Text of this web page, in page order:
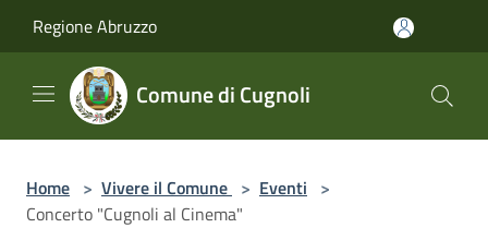
Regione Abruzzo
Comune di Cugnoli
Home > Vivere il Comune > Eventi >
Concerto "Cugnoli al Cinema"